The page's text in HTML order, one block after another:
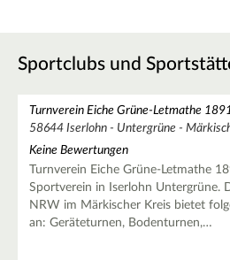
Sportclubs und
Turnverein Eiche Grüne-Letmathe
58644 Iserlohn - Untergrüne -
Keine Bewertungen
Turnverein Eiche Grüne-Letmathe
Sportverein in Iserlohn Untergrüne.
NRW im Märkischer Kreis bietet
an: Geräteturnen, Bodenturnen,…